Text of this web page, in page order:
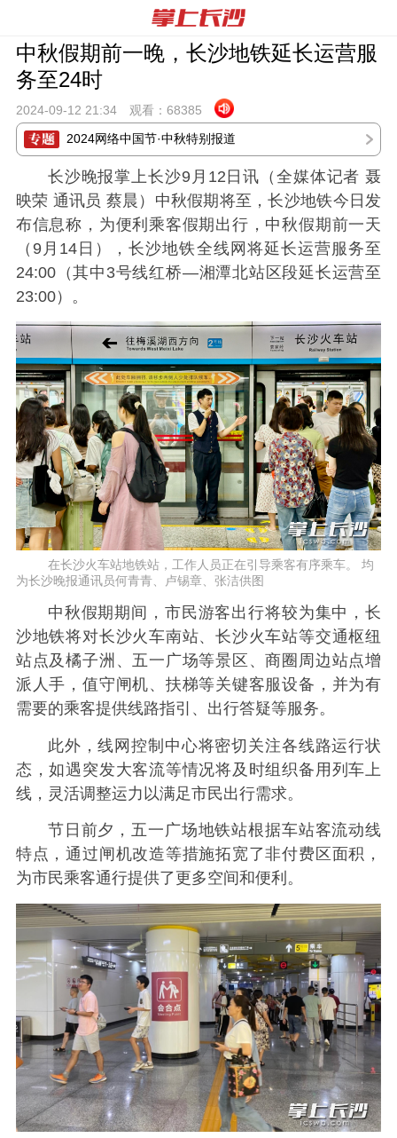
中秋假期前一晚，长沙地铁延长运营服
务至24时
2024-09-12 21:34 观看： 68385
2024网络中国节·中秋特别报道
长沙晚报掌上长沙9月12日讯（全媒体记者 聂
映荣 通讯员 蔡晨）中秋假期将至，长沙地铁今日发
布信息称，为便利乘客假期出行，中秋假期前一天
（9月14日），长沙地铁全线网将延长运营服务至
24:00（其中3号线红桥—湘潭北站区段延长运营至
23:00）。
在长沙火车站地铁站，工作人员正在引导乘客有序乘车。 均
为长沙晚报通讯员何青青、卢锡章、张洁供图
中秋假期期间，市民游客出行将较为集中，长
沙地铁将对长沙火车南站、长沙火车站等交通枢纽
站点及橘子洲、五一广场等景区、商圈周边站点增
派人手，值守闸机、扶梯等关键客服设备，并为有
需要的乘客提供线路指引、出行答疑等服务。
此外，线网控制中心将密切关注各线路运行状
态，如遇突发大客流等情况将及时组织备用列车上
线，灵活调整运力以满足市民出行需求。
节日前夕，五一广场地铁站根据车站客流动线
特点，通过闸机改造等措施拓宽了非付费区面积，
为市民乘客通行提供了更多空间和便利。